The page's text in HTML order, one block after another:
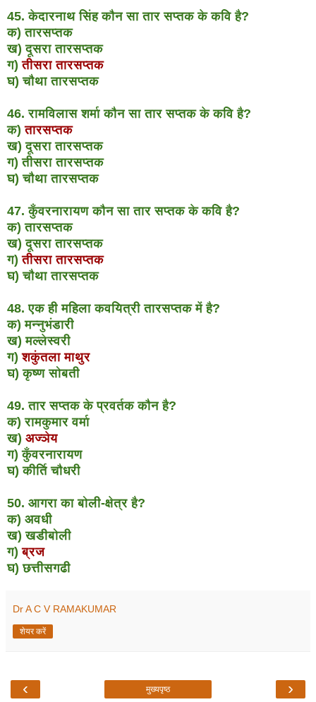
45. केदारनाथ सिंह कौन सा तार सप्तक के कवि है?
क) तारसप्तक
ख) दूसरा तारसप्तक
ग)तीसरा तारसप्तक
घ) चौथा तारसप्तक
46. रामविलास शर्मा कौन सा तार सप्तक के कवि है?
क)तारसप्तक
ख) दूसरा तारसप्तक
ग) तीसरा तारसप्तक
घ) चौथा तारसप्तक
47. कुँवरनारायण कौन सा तार सप्तक के कवि है?
क) तारसप्तक
ख) दूसरा तारसप्तक
ग)तीसरा तारसप्तक
घ) चौथा तारसप्तक
48. एक ही महिला कवयित्री तारसप्तक में है?
क) मन्नुभंडारी
ख) मल्लेस्वरी
ग)शकुंतला माथुर
घ) कृष्ण सोबती
49. तार सप्तक के प्रवर्तक कौन है?
क) रामकुमार वर्मा
ख) अज्ञेय
ग) कुँवरनारायण
घ) कीर्ति चौधरी
50. आगरा का बोली-क्षेत्र है?
क) अवधी
ख) खडीबोली
ग)ब्रज
घ) छत्तीसगढी
Dr A C V RAMAKUMAR
शेयर करें
‹ ›
मुख्यपृष्ठ